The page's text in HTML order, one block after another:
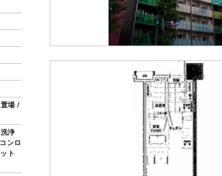
場 /
浄
ンロ
ト